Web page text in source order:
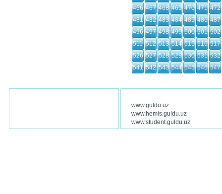
466 467 468 469 470 471 472
481 482 483 484 485 486 487
496 497 498 499 500 501 502
511 512 513 514 515 516 517
526 527 528 529 530 531 532
541 542 543 544 545 546 547
www.guldu.uz
www.hemis.guldu.uz
www.student.guldu.uz